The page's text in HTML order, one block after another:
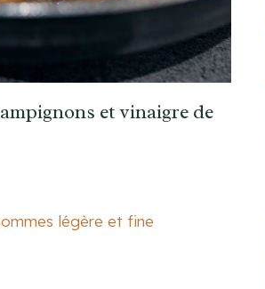
et vinaigre de